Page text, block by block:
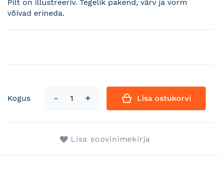
Pilt on illustreeriv. Tegelik pakend, värv ja vorm
võivad erineda.
Kogus Lisa ostukorvi
Lisa soovinimekirja